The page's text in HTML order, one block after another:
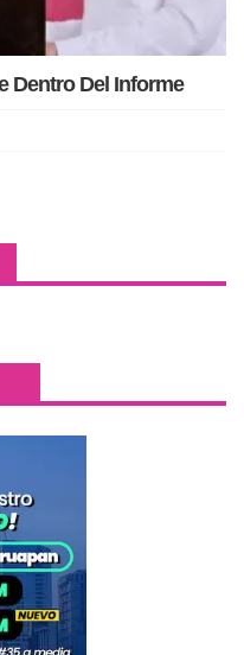
Dentro Del Informe